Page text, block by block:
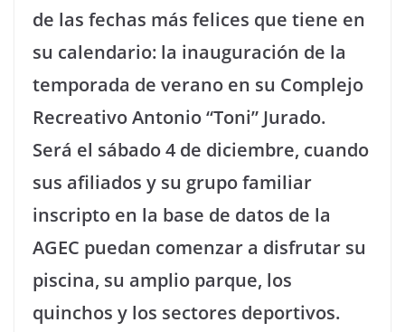
de las fechas más felices que tiene en
su calendario: la inauguración de la
temporada de verano en su Complejo
Recreativo Antonio “Toni” Jurado.
Será el sábado 4 de diciembre, cuando
sus afiliados y su grupo familiar
inscripto en la base de datos de la
AGEC puedan comenzar a disfrutar su
piscina, su amplio parque, los
quinchos y los sectores deportivos.